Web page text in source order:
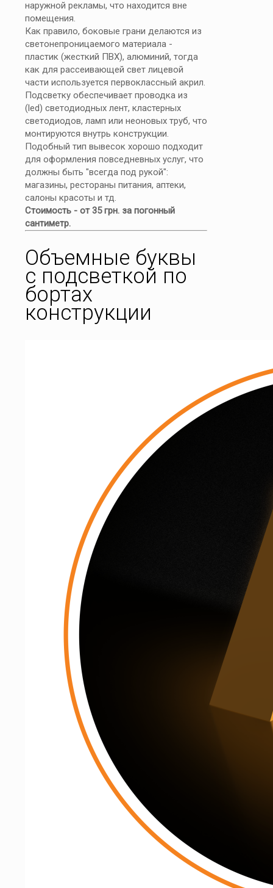
наружной рекламы, что находится вне
помещения.
Как правило, боковые грани делаются из
светонепроницаемого материала -
пластик (жесткий ПВХ), алюминий, тогда
как для рассеивающей свет лицевой
части используется первоклассный акрил.
Подсветку обеспечивает проводка из
(led) светодиодных лент, кластерных
светодиодов, ламп или неоновых труб, что
монтируются внутрь конструкции.
Подобный тип вывесок хорошо подходит
для оформления повседневных услуг, что
должны быть "всегда под рукой":
магазины, рестораны питания, аптеки,
салоны красоты и тд.
Стоимость - от 35 грн. за погонный
сантиметр.
Объемные буквы
с подсветкой по
бортах
конструкции